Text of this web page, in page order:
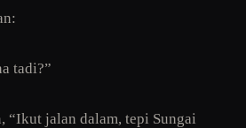
tadi?”
“Ikut jalan dalam, tepi Sungai